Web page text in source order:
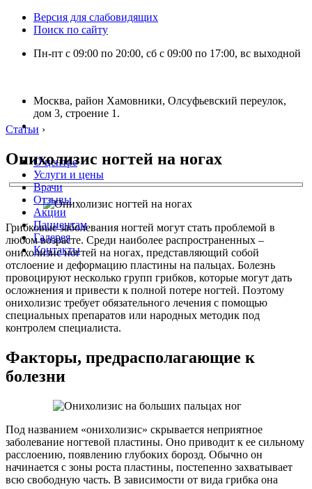
Версия для слабовидящих
Поиск по сайту
Пн-пт с 09:00 по 20:00, сб с 09:00 по 17:00, вс выходной
Москва, район Хамовники, Олсуфьевский переулок,
дом 3, строение 1.
О центре
Услуги и цены
Врачи
Отзывы
Акции
Пациентам
Галерея
Контакты
Статьи ›
Онихолизис ногтей на ногах
Грибковые заболевания ногтей могут стать проблемой в
любом возрасте. Среди наиболее распространенных –
онихолизис ногтей на ногах, представляющий собой
отслоение и деформацию пластины на пальцах. Болезнь
провоцируют несколько групп грибков, которые могут дать
осложнения и привести к полной потере ногтей. Поэтому
онихолизис требует обязательного лечения с помощью
специальных препаратов или народных методик под
контролем специалиста.
Факторы, предрасполагающие к
болезни
Под названием «онихолизис» скрывается неприятное
заболевание ногтевой пластины. Оно приводит к ее сильному
расслоению, появлению глубоких борозд. Обычно он
начинается с зоны роста пластины, постепенно захватывает
всю свободную часть. В зависимости от вида грибка она